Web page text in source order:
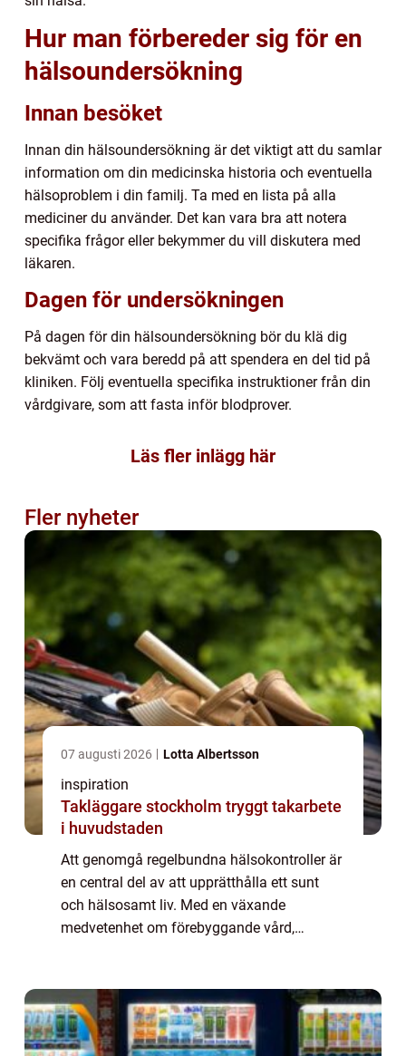
Hur man förbereder sig för en
hälsoundersökning
Innan besöket
Innan din hälsoundersökning är det viktigt att du samlar
information om din medicinska historia och eventuella
hälsoproblem i din familj. Ta med en lista på alla
mediciner du använder. Det kan vara bra att notera
specifika frågor eller bekymmer du vill diskutera med
läkaren.
Dagen för undersökningen
På dagen för din hälsoundersökning bör du klä dig
bekvämt och vara beredd på att spendera en del tid på
kliniken. Följ eventuella specifika instruktioner från din
vårdgivare, som att fasta inför blodprover.
Läs fler inlägg här
Fler nyheter
07 augusti 2026 Lotta Albertsson
inspiration
Takläggare stockholm tryggt takarbete
i huvudstaden
Att genomgå regelbundna hälsokontroller är
en central del av att upprätthålla ett sunt
och hälsosamt liv. Med en växande
medvetenhet om förebyggande vård,
sjukdomar. G...